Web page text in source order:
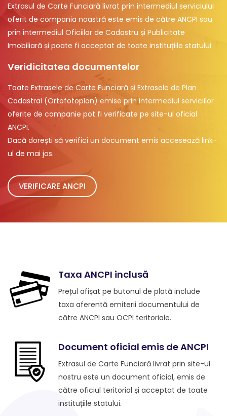
Extrasul de Carte Funciară livrat prin intermediul serviciului
oferit de compania noastră este emis de către ANCPI sau
prin intermediul Oficiilor de Cadastru și Publicitate
Imobiliară și poate fi acceptat de toate instituțiile statului.
Veridicitatea documentelor
Toate Extrasele de Carte Funciară și Extrasele de Plan
Cadastral (Ortofotoplan) emise prin intermediul serviciilor
oferite de companie pot fi verificate pe site-ul oficial
ANCPI.
Dacă dorești să verifici un document emis accesează link-
ul de mai jos.
VERIFICARE ANCPI
Taxa ANCPI inclusă
Prețul afișat pe butonul de plată include
taxa aferentă emiterii documentului de
către ANCPI sau OCPI teritoriale.
Document oficial emis de ANCPI
Extrasul de Carte Funciară livrat prin site-ul
nostru este un document oficial, emis de
către oficiul teritorial și acceptat de toate
instituțiile statului.